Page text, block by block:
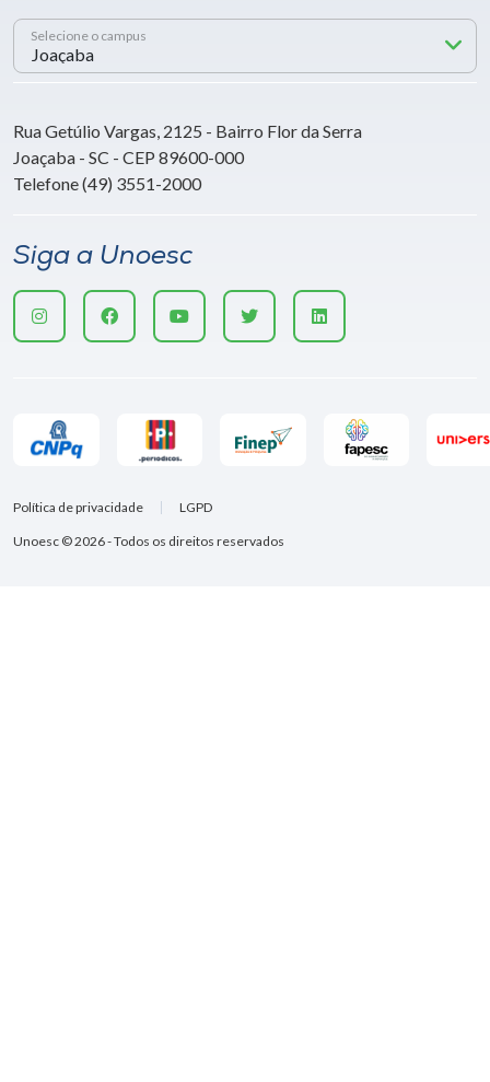
Selecione o campus
Rua Getúlio Vargas, 2125 - Bairro Flor da Serra
Joaçaba - SC - CEP 89600-000
Telefone (49) 3551-2000
Siga a Unoesc
Unoesc © 2026 - Todos os direitos reservados
Política de privacidade LGPD